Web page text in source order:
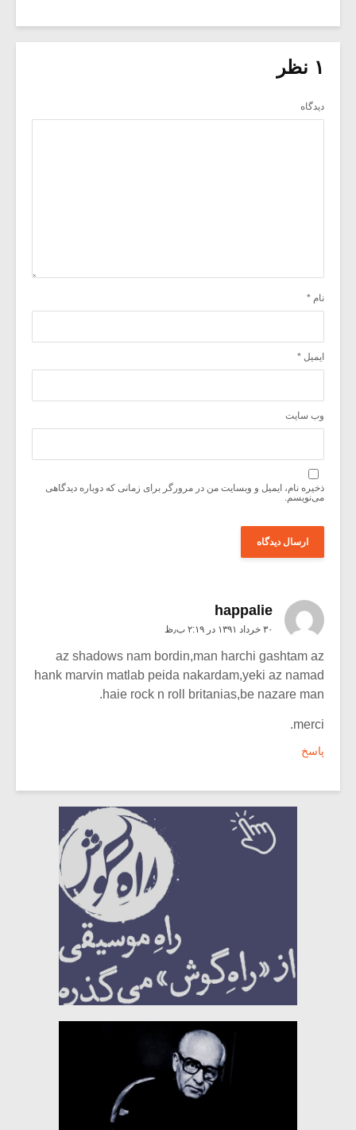
۱ نظر
دیدگاه
نام *
ایمیل *
وب‌ سایت
ذخیره نام، ایمیل و وبسایت من در مرورگر برای زمانی که دوباره دیدگاهی
می‌نویسم.
happalie
۳۰ خرداد ۱۳۹۱ در ۲:۱۹ ب٫ظ
az shadows nam bordin,man harchi gashtam az
hank marvin matlab peida nakardam,yeki az namad
haie rock n roll britanias,be nazare man.
merci.
پاسخ